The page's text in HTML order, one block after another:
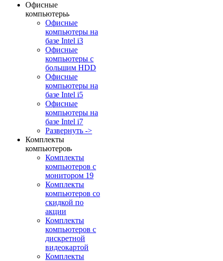
Офисные
компьютеры
Офисные
компьютеры на
базе Intel i3
Офисные
компьютеры с
большим HDD
Офисные
компьютеры на
базе Intel i5
Офисные
компьютеры на
базе Intel i7
Развернуть ->
Комплекты
компьютеров
Комплекты
компьютеров с
монитором 19
Комплекты
компьютеров со
скидкой по
акции
Комплекты
компьютеров с
дискретной
видеокартой
Комплекты